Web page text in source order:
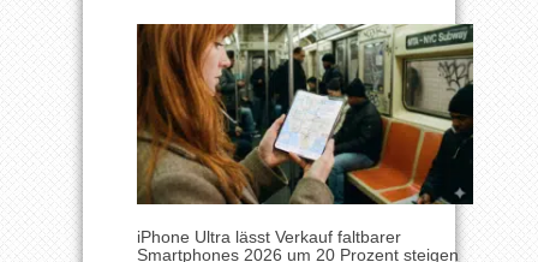
iPhone Ultra lässt Verkauf faltbarer
Smartphones 2026 um 20 Prozent steigen